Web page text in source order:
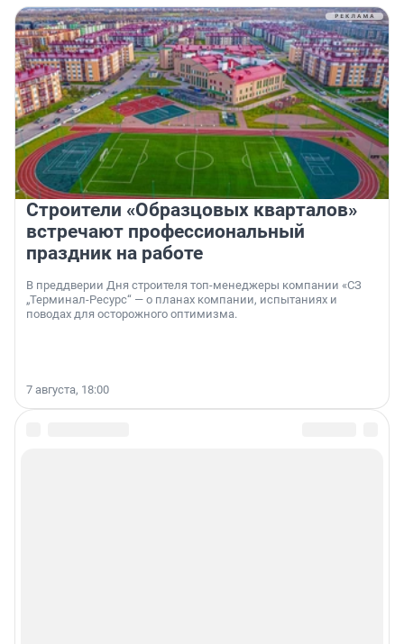
Строители «Образцовых кварталов»
встречают профессиональный
праздник на работе
В преддверии Дня строителя топ-менеджеры компании «СЗ
„Терминал-Ресурс“ — о планах компании, испытаниях и
поводах для осторожного оптимизма.
7 августа, 18:00